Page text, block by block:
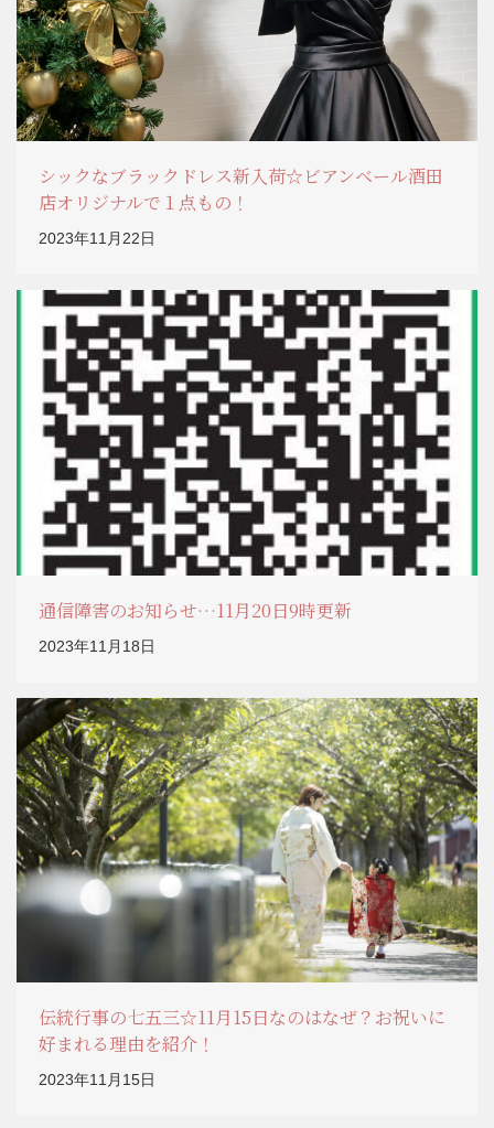
シックなブラックドレス新入荷☆ビアンベール酒田
店オリジナルで１点もの！
2023年11月22日
通信障害のお知らせ…11月20日9時更新
2023年11月18日
伝統行事の七五三☆11月15日なのはなぜ？お祝いに
好まれる理由を紹介！
2023年11月15日